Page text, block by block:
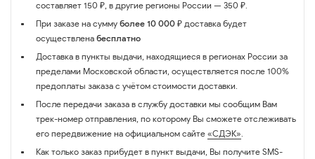
составляет 150 ₽, в другие регионы России — 350 ₽.
При заказе на сумму более 10 000 ₽ доставка будет
осуществлена бесплатно
Доставка в пункты выдачи, находящиеся в регионах России за
пределами Московской области, осуществляется после 100%
предоплаты заказа с учётом стоимости доставки.
После передачи заказа в службу доставки мы сообщим Вам
трек-номер отправления, по которому Вы сможете отслеживать
его передвижение на официальном сайте «СДЭК».
Как только заказ прибудет в пункт выдачи, Вы получите SMS-